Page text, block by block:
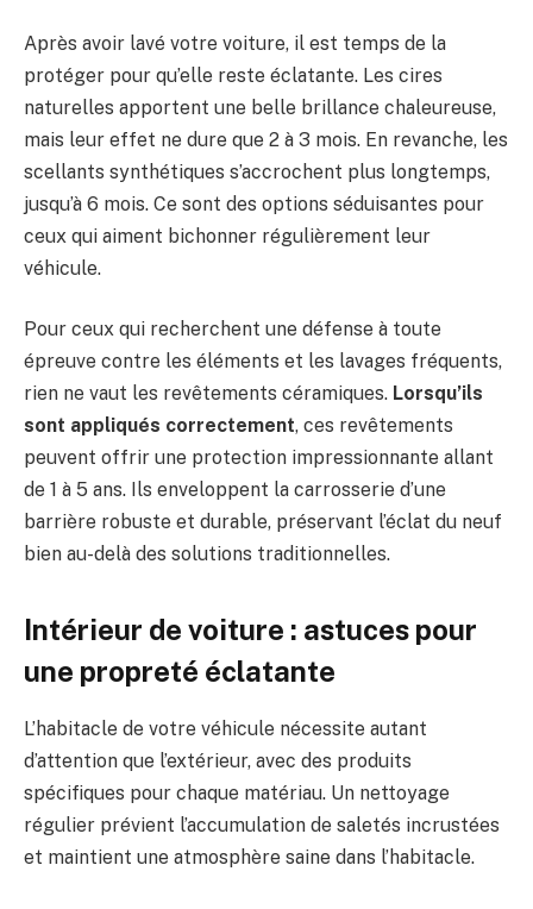
Après avoir lavé votre voiture, il est temps de la
protéger pour qu’elle reste éclatante. Les cires
naturelles apportent une belle brillance chaleureuse,
mais leur effet ne dure que 2 à 3 mois. En revanche, les
scellants synthétiques s’accrochent plus longtemps,
jusqu’à 6 mois. Ce sont des options séduisantes pour
ceux qui aiment bichonner régulièrement leur
véhicule.
Pour ceux qui recherchent une défense à toute
épreuve contre les éléments et les lavages fréquents,
rien ne vaut les revêtements céramiques. Lorsqu’ils
sont appliqués correctement, ces revêtements
peuvent offrir une protection impressionnante allant
de 1 à 5 ans. Ils enveloppent la carrosserie d’une
barrière robuste et durable, préservant l’éclat du neuf
bien au-delà des solutions traditionnelles.
Intérieur de voiture : astuces pour
une propreté éclatante
L’habitacle de votre véhicule nécessite autant
d’attention que l’extérieur, avec des produits
spécifiques pour chaque matériau. Un nettoyage
régulier prévient l’accumulation de saletés incrustées
et maintient une atmosphère saine dans l’habitacle.